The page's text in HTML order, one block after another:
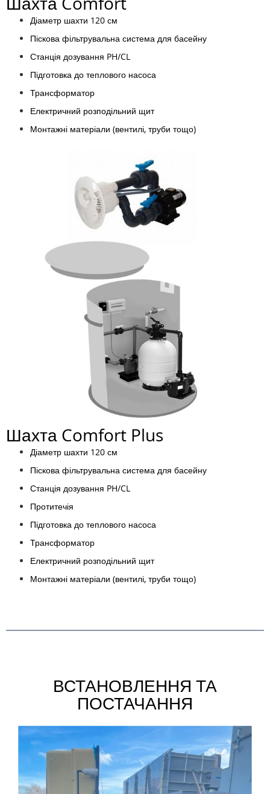
Діаметр шахти 120 см
Піскова фільтрувальна система для басейну
Станція дозування PH/CL
Підготовка до теплового насоса
Трансформатор
Електричний розподільний щит
Монтажні матеріали (вентилі, труби тощо)
Шахта Comfort Plus
Діаметр шахти 120 см
Піскова фільтрувальна система для басейну
Станція дозування PH/CL
Протитечія
Підготовка до теплового насоса
Трансформатор
Електричний розподільний щит
Монтажні матеріали (вентилі, труби тощо)
ВСТАНОВЛЕННЯ ТА
ПОСТАЧАННЯ